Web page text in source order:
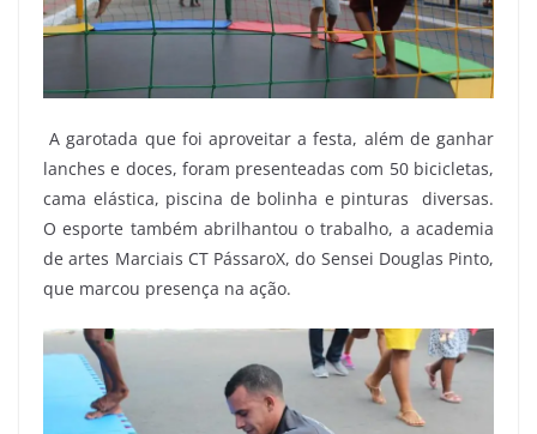
A garotada que foi aproveitar a festa, além de ganhar
lanches e doces, foram presenteadas com 50 bicicletas,
cama elástica, piscina de bolinha e pinturas diversas.
O esporte também abrilhantou o trabalho, a academia
de artes Marciais CT PássaroX, do Sensei Douglas Pinto,
que marcou presença na ação.